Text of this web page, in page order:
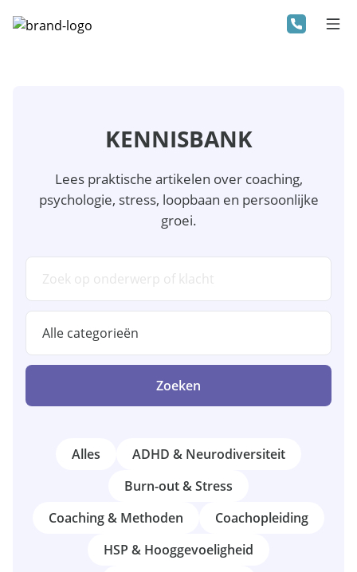
KENNISBANK
Lees praktische artikelen over coaching,
psychologie, stress, loopbaan en persoonlijke
groei.
Zoeken in kennisbank
Categorie
Zoeken
Alles
ADHD & Neurodiversiteit
Burn-out & Stress
Coaching & Methoden
Coachopleiding
HSP & Hooggevoeligheid